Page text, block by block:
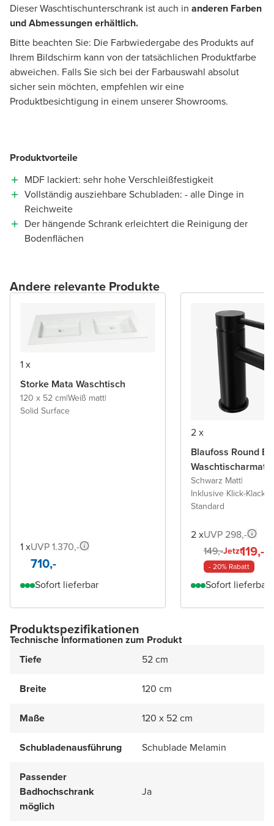
Dieser Waschtischunterschrank ist auch in anderen Farben
und Abmessungen erhältlich.
Bitte beachten Sie: Die Farbwiedergabe des Produkts auf
Ihrem Bildschirm kann von der tatsächlichen Produktfarbe
abweichen. Falls Sie sich bei der Farbauswahl absolut
sicher sein möchten, empfehlen wir eine
Produktbesichtigung in einem unserer Showrooms.
Produktvorteile
MDF lackiert: sehr hohe Verschleißfestigkeit
Vollständig ausziehbare Schubladen: - alle Dinge in
Reichweite
Der hängende Schrank erleichtert die Reinigung der
Bodenflächen
Andere relevante Produkte
1 x
Storke Mata Waschtisch
120 x 52 cm|Weiß matt|
Solid Surface
1 xUVP 1.370,-
710,-
Sofort lieferbar
2 x
Blaufoss Round
Schwarz Matt|
Inklusive Klick-Klack
Standard
2 xUVP 298,-
149,-Jetzt119,-
- 20% Rabatt
Sofort lieferbar
Produktspezifikationen
Technische Informationen zum Produkt
Tiefe
52 cm
Breite 120 cm
Maße 120 x 52 cm
Schubladenausführung Schublade Melamin
Passender
Badhochschrank
möglich
Ja